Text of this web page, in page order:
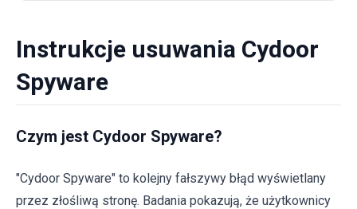
Instrukcje usuwania Cydoor
Spyware
Czym jest Cydoor Spyware?
"Cydoor Spyware" to kolejny fałszywy błąd wyświetlany
przez złośliwą stronę. Badania pokazują, że użytkownicy